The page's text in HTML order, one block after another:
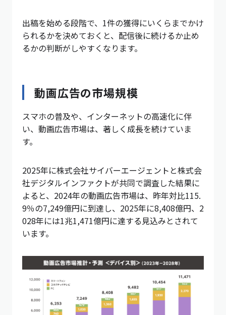
出稿を始める段階で、1件の獲得にいくらまでかけ
られるかを決めておくと、配信後に続けるか止め
るかの判断がしやすくなります。
動画広告の市場規模
スマホの普及や、インターネットの高速化に伴
い、動画広告市場は、著しく成長を続けていま
す。
2025年に株式会社サイバーエージェントと株式会
社デジタルインファクトが共同で調査した結果に
よると、2024年の動画広告市場は、昨年対比115.
9％の7,249億円に到達し、2025年に8,408億円、2
028年には1兆1,471億円に達する見込みとされて
います。